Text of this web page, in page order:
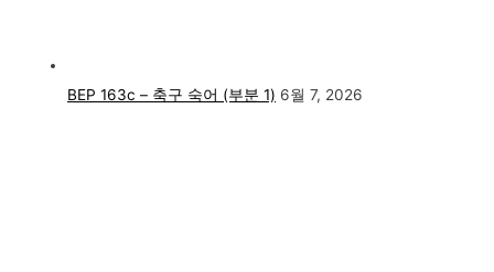
BEP 163c – 축구 숙어 (부분 1) 6월 7, 2026